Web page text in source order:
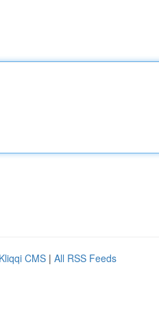
Kliqqi CMS | All RSS Feeds